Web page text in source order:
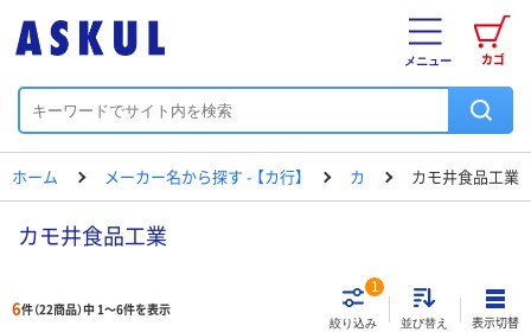
カゴ
メニュー
ホーム メーカー名から探す - 【カ行】 カ カモ井食品工業
カモ井食品工業
6件（22商品）中 1～6件を表示
絞り込み
1
並び替え 表示切替